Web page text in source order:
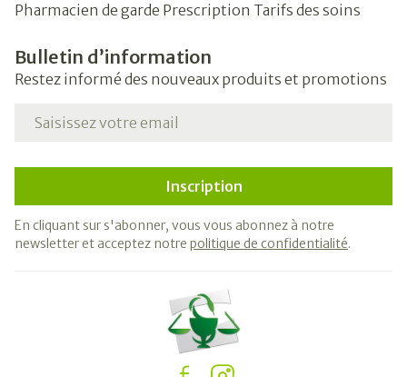
Pharmacien de garde Prescription Tarifs des soins
Bulletin d’information
Restez informé des nouveaux produits et promotions
Adresse mail
Inscription
En cliquant sur s'abonner, vous vous abonnez à notre
newsletter et acceptez notre politique de confidentialité.